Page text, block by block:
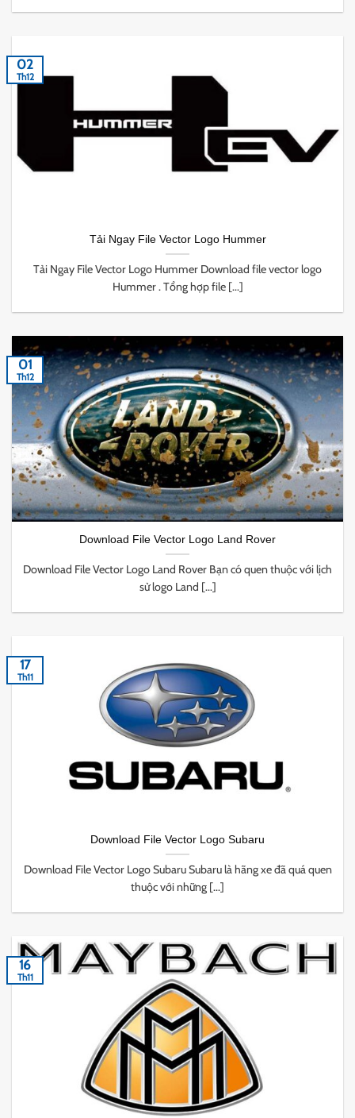
Tải Ngay File Vector Logo Hummer
Tải Ngay File Vector Logo Hummer Download file vector logo
Hummer . Tổng hợp file [...]
02
Th12
Download File Vector Logo Land Rover
Download File Vector Logo Land Rover Bạn có quen thuộc với lịch
sử logo Land [...]
01
Th12
Download File Vector Logo Subaru
Download File Vector Logo Subaru Subaru là hãng xe đã quá quen
thuộc với những [...]
17
Th11
16
Th11